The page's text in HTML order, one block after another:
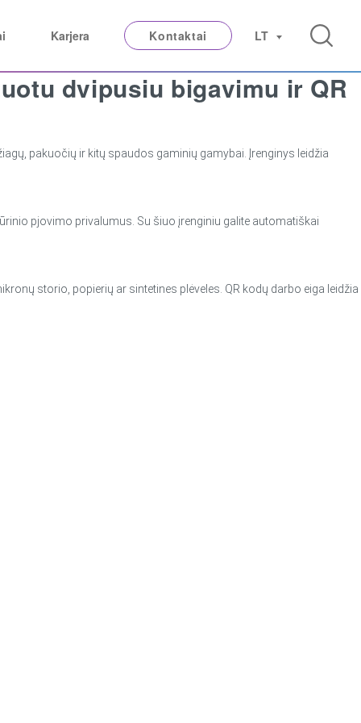
Karjera Kontaktai LT
dvipusiu bigavimu ir QR
pakuočių ir kitų spaudos gaminių gamybai. Įrenginys leidžia
pjovimo privalumus. Su šiuo įrenginiu galite automatiškai
storio, popierių ar sintetines plėveles. QR kodų darbo eiga leidžia